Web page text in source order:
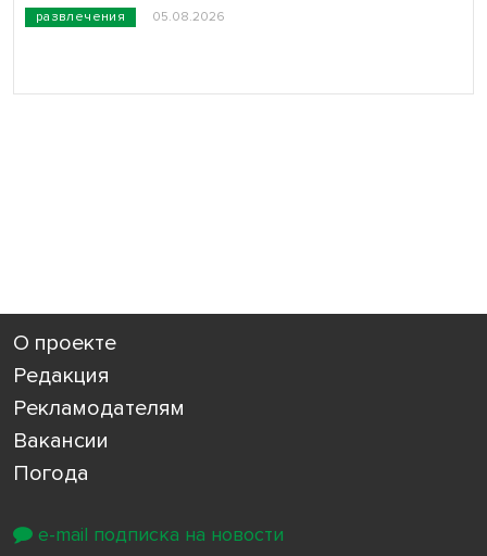
развлечения 05.08.2026
О проекте
Редакция
Рекламодателям
Вакансии
Погода
e-mail подписка на новости